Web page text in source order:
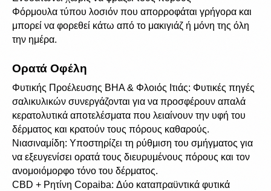
Φόρμουλα τύπου λοσιόν που απορροφάται γρήγορα και
μπορεί να φορεθεί κάτω από το μακιγιάζ ή μόνη της όλη
την ημέρα.
Ορατά Οφέλη
Φυτικής Προέλευσης BHA & Φλοιός Ιτιάς: Φυτικές πηγές
σαλικυλικών συνεργάζονται για να προσφέρουν απαλά
κερατολυτικά αποτελέσματα που λειαίνουν την υφή του
δέρματος και κρατούν τους πόρους καθαρούς.
Νιασιναμίδη: Υποστηρίζει τη ρύθμιση του σμήγματος για
να εξευγενίσει ορατά τους διευρυμένους πόρους και τον
ανομοιόμορφο τόνο του δέρματος.
CBD + Ρητίνη Copaiba: Δύο καταπραϋντικά φυτικά